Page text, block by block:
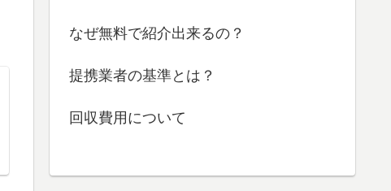
なぜ無料で紹介出来るの？
提携業者の基準とは？
回収費用について